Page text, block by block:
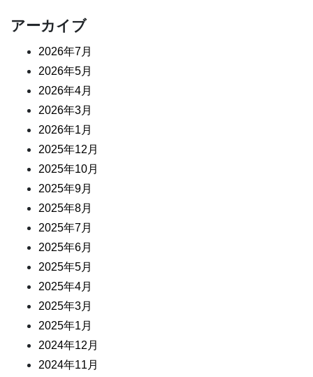
アーカイブ
2026年7月
2026年5月
2026年4月
2026年3月
2026年1月
2025年12月
2025年10月
2025年9月
2025年8月
2025年7月
2025年6月
2025年5月
2025年4月
2025年3月
2025年1月
2024年12月
2024年11月